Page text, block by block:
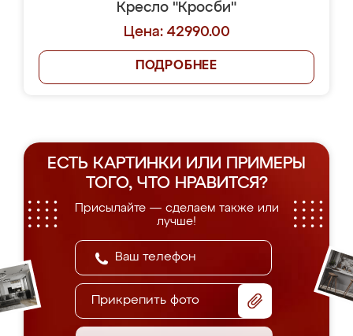
Кресло "Кросби"
Цена: 42990.00
ПОДРОБНЕЕ
ЕСТЬ КАРТИНКИ ИЛИ ПРИМЕРЫ
ТОГО, ЧТО НРАВИТСЯ?
Присылайте — сделаем также или
лучше!
Прикрепить фото